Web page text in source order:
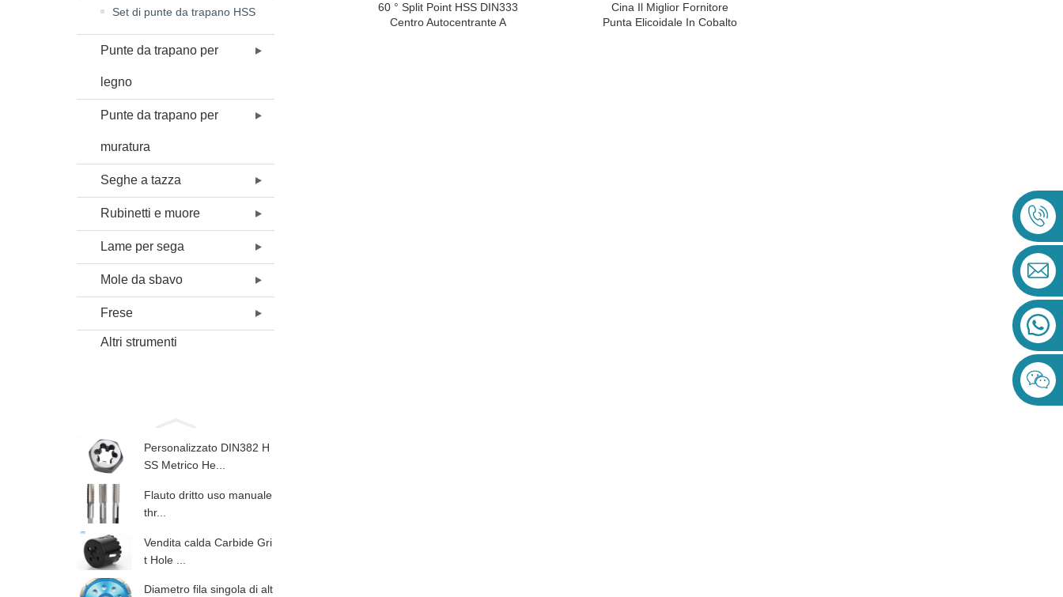
Set di punte da trapano HSS
Punte da trapano per
legno
Punte da trapano per
muratura
Seghe a tazza
Rubinetti e muore
Lame per sega
Mole da sbavo
Frese
Altri strumenti
Personalizzato DIN382 H
SS Metrico He...
Flauto dritto uso manuale
thr...
Vendita calda Carbide Gri
t Hole ...
Diametro fila singola di alt
60 ° Split Point HSS DIN333
Centro Autocentrante A
Cina Il Miglior Fornitore
Punta Elicoidale In Cobalto